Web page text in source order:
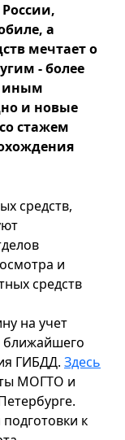
а
мечтает о
- более
иным
и новые
стажем
средств,
и
средств
на учет
ближайшего
ГИБДД. Здесь
МОГТО и
к